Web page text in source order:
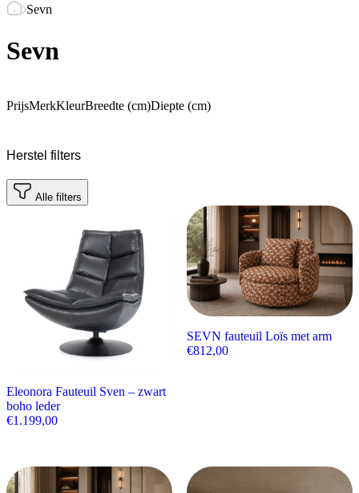
Sevn
Sevn
PrijsMerkKleurBreedte (cm)Diepte (cm)
Herstel filters
Alle filters
Eleonora Fauteuil Sven – zwart
boho leder
€1.199,00
SEVN fauteuil Loïs met arm
€812,00